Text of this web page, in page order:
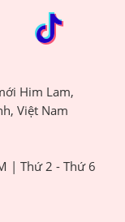
Him Lam,
Việt Nam
| Thứ 2 - Thứ 6